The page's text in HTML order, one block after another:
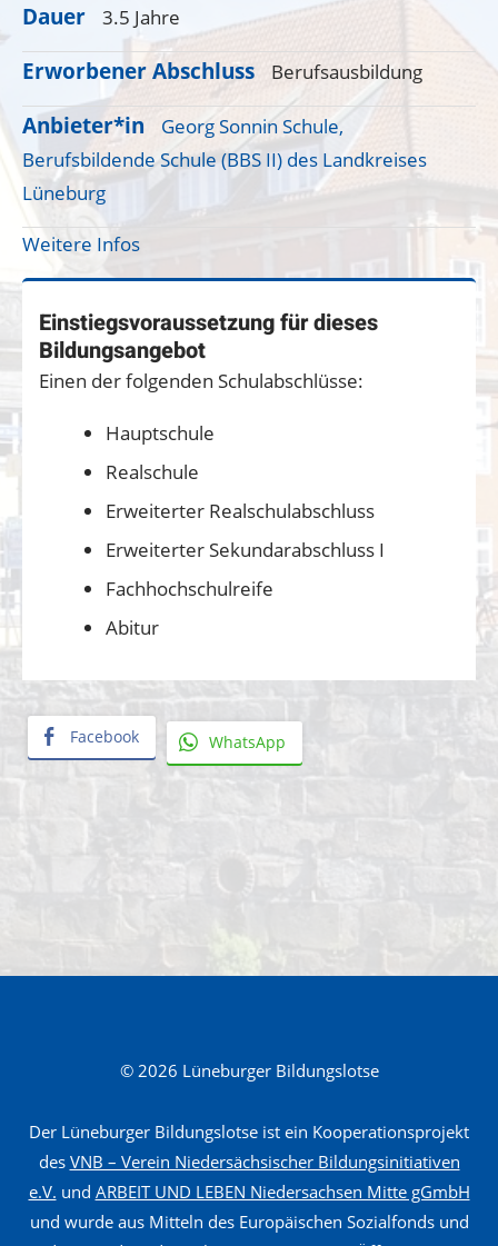
Dauer 3.5 Jahre
Erworbener Abschluss Berufsausbildung
Anbieter*in
Georg Sonnin Schule,
Berufsbildende Schule (BBS II) des Landkreises
Lüneburg
Weitere Infos
Einstiegsvoraussetzung für dieses
Bildungsangebot
Einen der folgenden Schulabschlüsse:
Hauptschule
Realschule
Erweiterter Realschulabschluss
Erweiterter Sekundarabschluss I
Fachhochschulreife
Abitur
Facebook WhatsApp
© 2026 Lüneburger Bildungslotse
Der Lüneburger Bildungslotse ist ein Kooperationsprojekt
des VNB – Verein Niedersächsischer Bildungsinitiativen
e.V. und ARBEIT UND LEBEN Niedersachsen Mitte gGmbH
und wurde aus Mitteln des Europäischen Sozialfonds und